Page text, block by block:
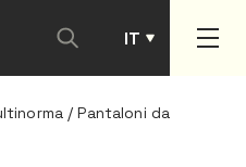
IT
PT
/Pantaloni da